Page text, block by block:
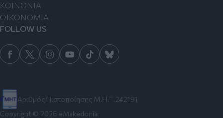
Αριθμός Πιστοποίησης Μ.Η.Τ.242191
ΚΟΙΝΩΝΙΑ
ΟΙΚΟΝΟΜΙΑ
FOLLOW US
Copyright © 2026 eMakedonia